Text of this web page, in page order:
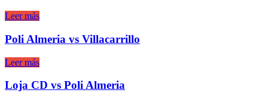
Leer más
Poli Almeria vs Villacarrillo
Leer más
Loja CD vs Poli Almeria